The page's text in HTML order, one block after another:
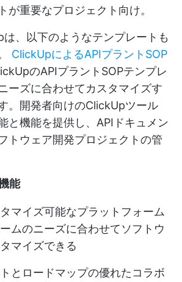
が重要なプロジェクト向け。
、以下のようなテンプレートも
ClickUpによるAPIプラントSOP
のAPIプラントSOPテンプレ
ーズに合わせてカスタマイズす
。開発者向けのClickUpツール
と機能を提供し、APIドキュメン
トウェア開発プロジェクトの管
能
マイズ可能なプラットフォーム
ムのニーズに合わせてソフトウ
マイズできる
とロードマップの優れたコラボ